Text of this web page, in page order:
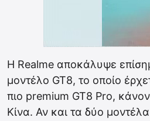
Η Realme αποκάλυψε
μοντέλο GT8, το οποίο
πιο premium GT8 Pro,
Κίνα. Αν και τα δύο